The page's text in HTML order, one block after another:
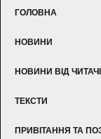
ГОЛОВНА
НОВИНИ
НОВИНИ ВІД
ТЕКСТИ
ПРИВІТАННЯ ТА